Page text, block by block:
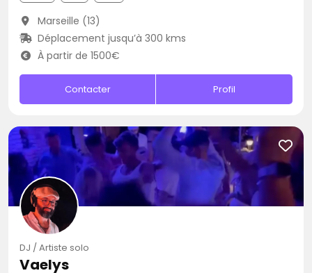
Marseille (13)
Déplacement jusqu’à 300 kms
À partir de 1500€
Contacter Profil
DJ / Artiste solo
Vaelys